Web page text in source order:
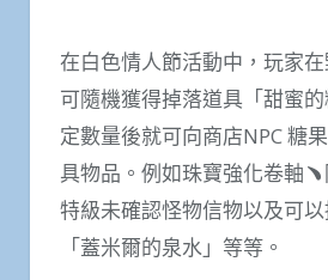
在白色情人節活動中，玩家
可隨機獲得掉落道具「甜蜜
定數量後就可向商店NPC 糖
具物品。例如珠寶強化卷軸
特級未確認怪物信物以及可
「蓋米爾的泉水」等等。